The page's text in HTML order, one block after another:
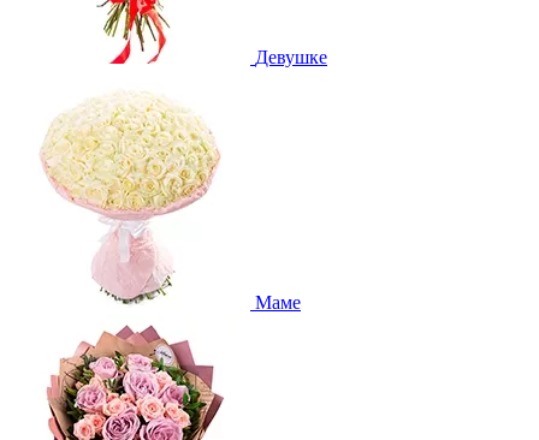
Девушке
Маме